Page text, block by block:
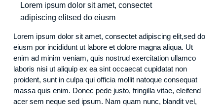
Lorem ipsum dolor sit amet, consectet
adipiscing elitsed do eiusm
Lorem ipsum dolor sit amet, consectet adipiscing elit,sed do
eiusm por incididunt ut labore et dolore magna aliqua. Ut
enim ad minim veniam, quis nostrud exercitation ullamco
laboris nisi ut aliquip ex ea sint occaecat cupidatat non
proident, sunt in culpa qui officia mollit natoque consequat
massa quis enim. Donec pede justo, fringilla vitae, eleifend
acer sem neque sed ipsum. Nam quam nunc, blandit vel,